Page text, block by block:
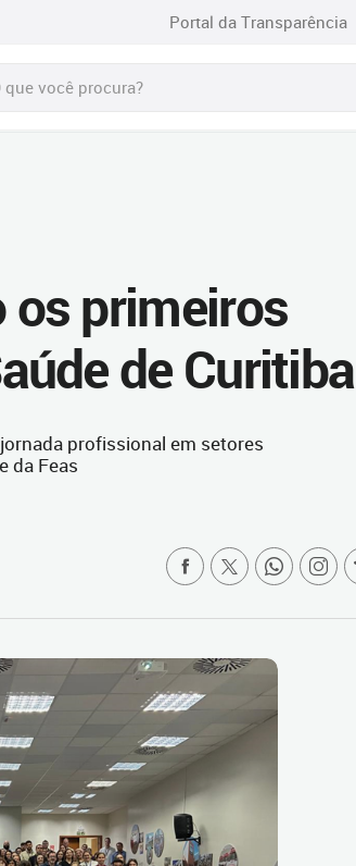
Portal da Transparência
os primeiros
de Curitiba
profissional em setores
da Feas